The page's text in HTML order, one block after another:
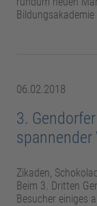
Bildungsakademie
06.02.2018
3.
Zikaden,
Beim 3. Dritten
Besucher einiges